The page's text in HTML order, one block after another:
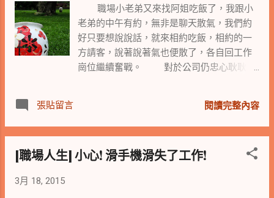
職場小老弟又來找阿姐吃飯了，我跟小
老弟的中午有約，無非是聊天散氣，我們約
好只要想說說話，就來相約吃飯，相約的一
方請客，說著說著氣也便散了，各自回工作
崗位繼續奮戰。 對於公司仍忠心耿耿的
著這等變動將產生的內耗，有著對於公司前
景的憂心，對於人員異動可能加諸的額外工
姐聽著聽著也不便做任何評判，因為不在其
張貼留言 閱讀完整內容
[職場人生] 小心! 滑手機滑失了工作!
3月 18, 2015